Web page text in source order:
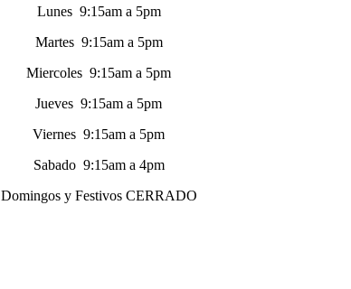
Lunes 9:15am a 5pm
Martes 9:15am a 5pm
Miercoles 9:15am a 5pm
Jueves 9:15am a 5pm
Viernes 9:15am a 5pm
Sabado 9:15am a 4pm
Domingos y Festivos CERRADO